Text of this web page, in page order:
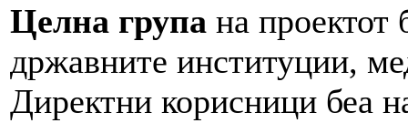
Целна група на проектот
државните институции,
Директни корисници беа